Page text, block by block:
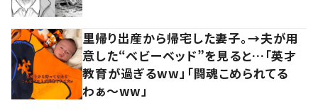
里帰り出産から帰宅した妻子。→夫が用
意した“ベビーベッド”を見ると…「英才
教育が過ぎるww」「闘魂こめられてる
わぁ～ww」